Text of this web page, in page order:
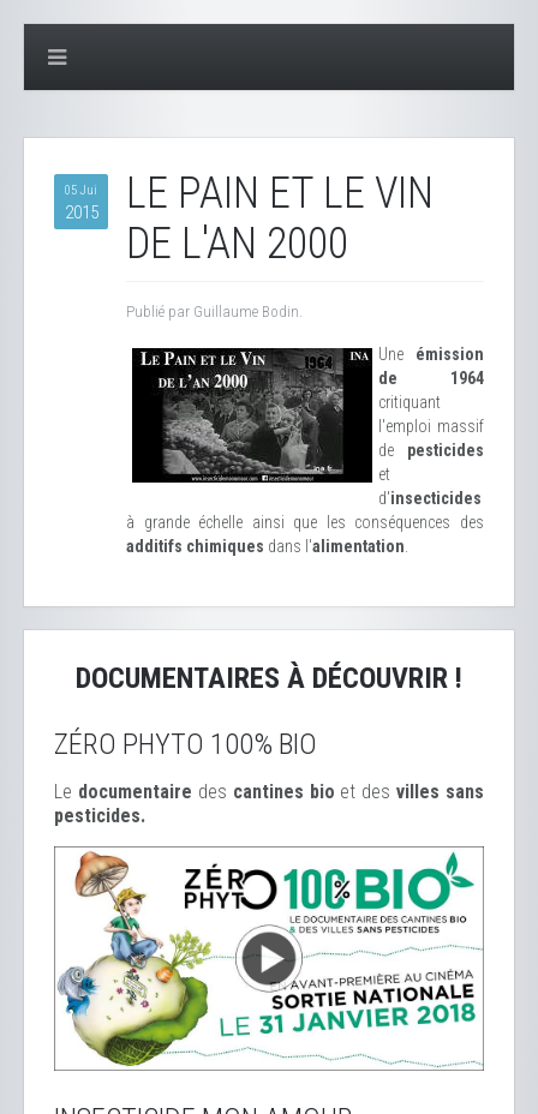
05 Jui
2015
LE PAIN ET LE VIN
DE L'AN 2000
Publié par Guillaume Bodin.
Une émission
de 1964
critiquant
l'emploi massif
de pesticides
et
d'insecticides
à grande échelle ainsi que les conséquences des
additifs chimiques dans l'alimentation
DOCUMENTAIRES À DÉCOUVRIR !
ZÉRO PHYTO 100% BIO
Le documentaire des cantines bio et desvilles sans
pesticides.